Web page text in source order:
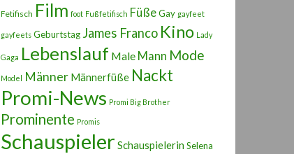
Fetifisch Film foot Fußfetifisch FüßeGay gayfeet
gayfeets Geburtstag James Franco Kino Lady
Gaga Lebenslauf Male Mann Mode
Model Männer Männerfüße Nackt
Promi-News Promi Big Brother
Prominente Promis
Schauspieler Schauspielerin Selena